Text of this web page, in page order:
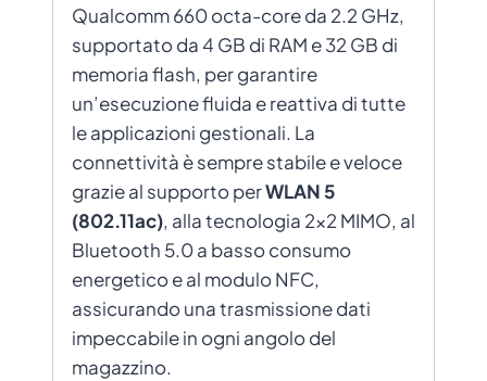
Qualcomm 660 octa-core da 2.2 GHz,
supportato da 4 GB di RAM e 32 GB di
memoria flash, per garantire
un’esecuzione fluida e reattiva di tutte
le applicazioni gestionali. La
connettività è sempre stabile e veloce
grazie al supporto perWLAN 5
(802.11ac), alla tecnologia 2×2 MIMO, al
Bluetooth 5.0 a basso consumo
energetico e al modulo NFC,
assicurando una trasmissione dati
impeccabile in ogni angolo del
magazzino.